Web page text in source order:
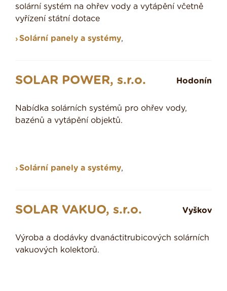
solární systém na ohřev vody a vytápění včetně
vyřízení státní dotace
Solární panely a systémy,
SOLAR POWER, s.r.o. Hodonín
Nabídka solárních systémů pro ohřev vody,
bazénů a vytápění objektů.
Solární panely a systémy,
SOLAR VAKUO, s.r.o. Vyškov
Výroba a dodávky dvanáctitrubicových solárních
vakuových kolektorů.